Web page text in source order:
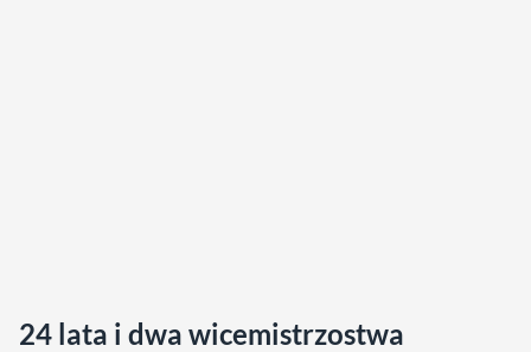
24 lata i dwa wicemistrzostwa